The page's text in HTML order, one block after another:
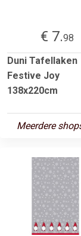
€ 7.98
Duni Tafellaken
Festive Joy
138x220cm
Meerdere